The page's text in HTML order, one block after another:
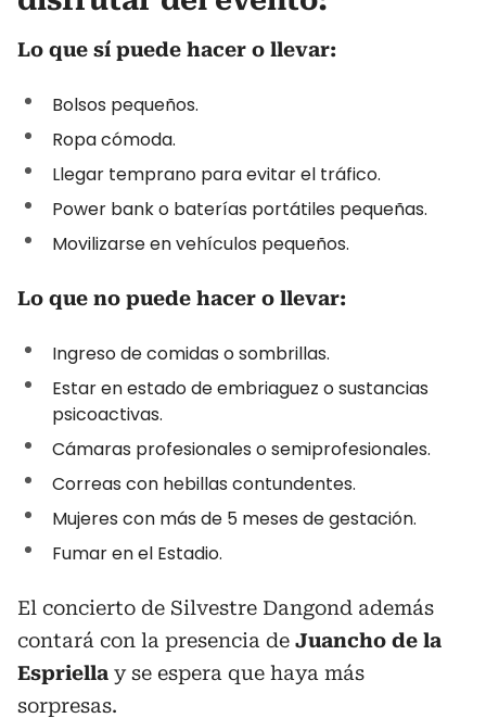
Lo que sí puede hacer o llevar:
Bolsos pequeños.
Ropa cómoda.
Llegar temprano para evitar el tráfico.
Power bank o baterías portátiles pequeñas.
Movilizarse en vehículos pequeños.
Lo que no puede hacer o llevar:
Ingreso de comidas o sombrillas.
Estar en estado de embriaguez o sustancias
psicoactivas.
Cámaras profesionales o semiprofesionales.
Correas con hebillas contundentes.
Mujeres con más de 5 meses de gestación.
Fumar en el Estadio.
El concierto de Silvestre Dangond además
contará con la presencia de Juancho de la
Espriella y se espera que haya más
sorpresas.